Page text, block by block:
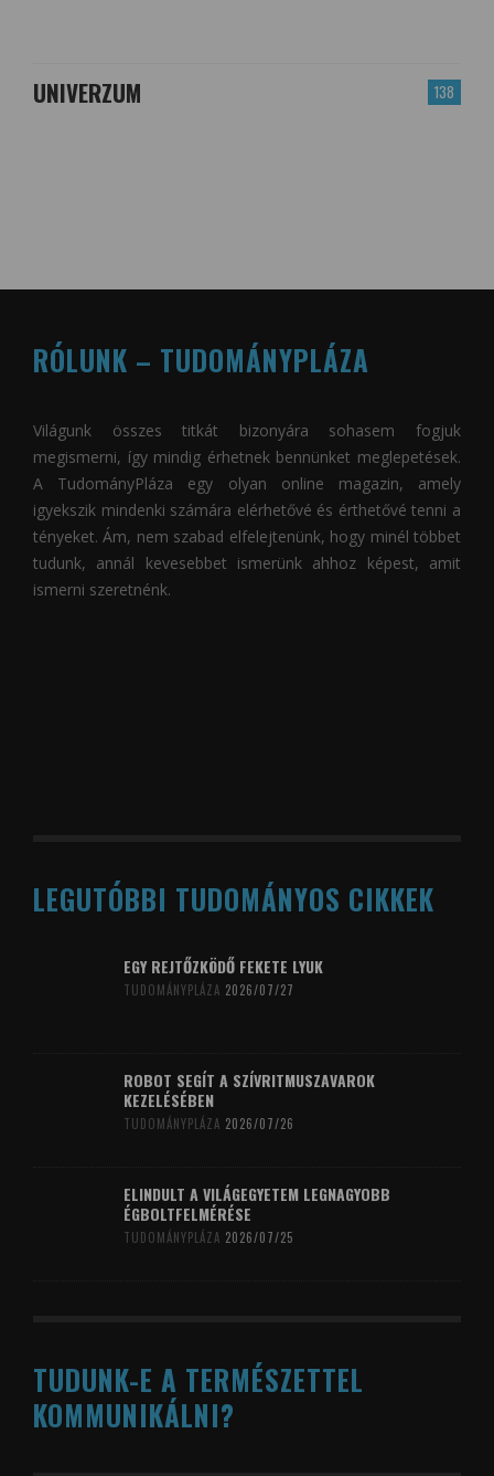
138
UNIVERZUM
RÓLUNK – TUDOMÁNYPLÁZA
Világunk összes titkát bizonyára sohasem fogjuk
megismerni, így mindig érhetnek bennünket meglepetések.
A TudományPláza egy olyan online magazin, amely
igyekszik mindenki számára elérhetővé és érthetővé tenni a
tényeket. Ám, nem szabad elfelejtenünk, hogy minél többet
tudunk, annál kevesebbet ismerünk ahhoz képest, amit
ismerni szeretnénk.
LEGUTÓBBI TUDOMÁNYOS CIKKEK
EGY REJTŐZKÖDŐ FEKETE LYUK
TUDOMÁNYPLÁZA 2026/07/27
ROBOT SEGÍT A SZÍVRITMUSZAVAROK
KEZELÉSÉBEN
TUDOMÁNYPLÁZA 2026/07/26
ELINDULT A VILÁGEGYETEM LEGNAGYOBB
ÉGBOLTFELMÉRÉSE
TUDOMÁNYPLÁZA 2026/07/25
TUDUNK-E A TERMÉSZETTEL
KOMMUNIKÁLNI?